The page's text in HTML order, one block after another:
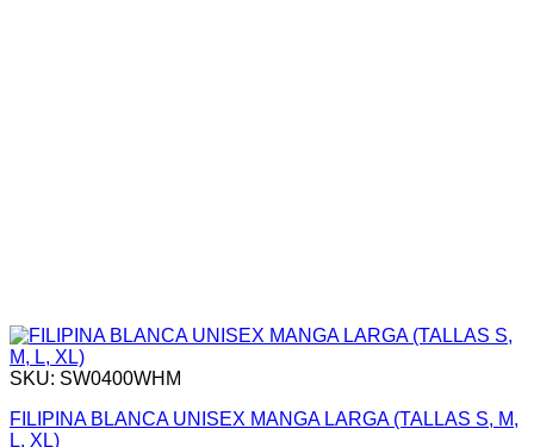
SKU: SW0400WHM
FILIPINA BLANCA UNISEX MANGA LARGA (TALLAS S, M,
L, XL)